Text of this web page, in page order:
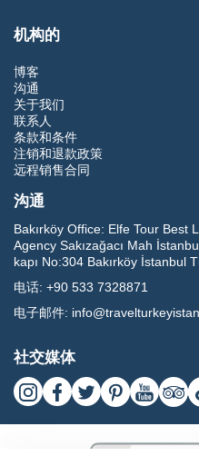
机构的
博客
沟通
关于我们
联系人
条款和条件
注销和退款政策
远程销售合同
沟通
Bakırköy Office: Elfe Tour Best
Agency Sakızağacı Mah
kapı No:304 Bakırköy İstanbul
电话: +90 533 7328871
电子邮件:
社交媒体